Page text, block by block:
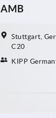
AMB
Stuttgart,
C20
KIPP